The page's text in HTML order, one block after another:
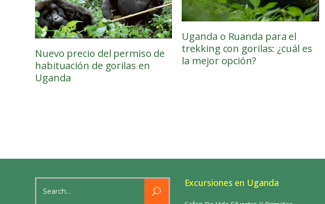
Nuevo precio del permiso de
habituación de gorilas en
Uganda
Uganda o Ruanda para el
trekking con gorilas: ¿cuál es
la mejor opción?
for:
Excursiones en Uganda